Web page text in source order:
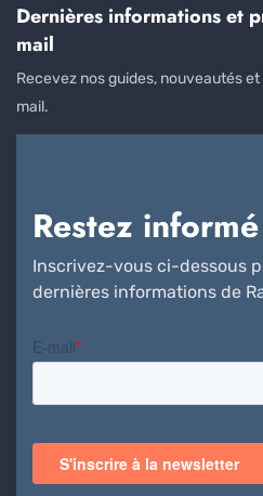
Dernières informations et
mail
Recevez nos guides, nouveautés
mail.
Restez informé
Inscrivez-vous ci-dessous
dernières informations de